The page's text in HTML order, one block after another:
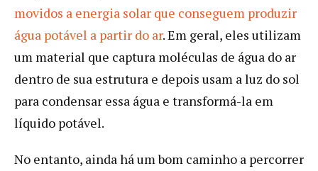
movidos a energia solar que conseguem produzir
água potável a partir do ar. Em geral, eles utilizam
um material que captura moléculas de água do ar
dentro de sua estrutura e depois usam a luz do sol
para condensar essa água e transformá-la em
líquido potável.
No entanto, ainda há um bom caminho a percorrer